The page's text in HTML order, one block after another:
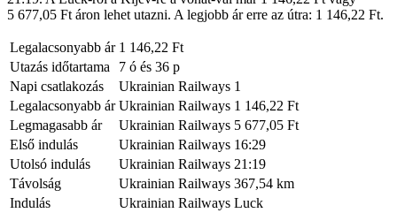
5 677,05 Ft áron lehet utazni. A legjobb ár erre az útra: 1 146,22 Ft.
Legalacsonyabb ár 1 146,22 Ft
Utazás időtartama
7 ó és 36 p
Napi csatlakozás
Ukrainian Railways 1
Legalacsonyabb ár Ukrainian Railways 1 146,22 Ft
Legmagasabb ár
Ukrainian Railways 5 677,05 Ft
Első indulás
Ukrainian Railways 16:29
Utolsó indulás
Ukrainian Railways 21:19
Távolság
Ukrainian Railways 367,54 km
Indulás
Ukrainian Railways Luck